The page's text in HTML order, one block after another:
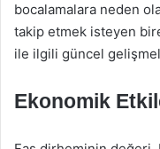
bocalamalara neden
takip etmek isteyen
ile ilgili güncel
Ekonomik